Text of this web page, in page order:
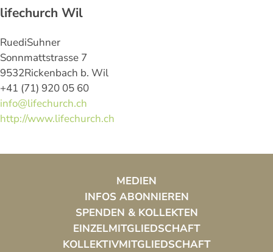
lifechurch Wil
RuediSuhner
Sonnmattstrasse 7
9532Rickenbach b. Wil
+41 (71) 920 05 60
info@lifechurch.ch
http://www.lifechurch.ch
MEDIEN
INFOS ABONNIEREN
SPENDEN & KOLLEKTEN
EINZELMITGLIEDSCHAFT
KOLLEKTIVMITGLIEDSCHAFT